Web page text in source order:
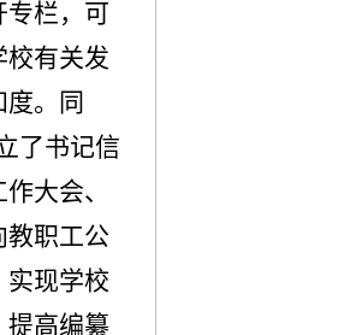
专栏，可
校有关发
。同
了书记信
大会、
教职工公
实现学校
提高编纂